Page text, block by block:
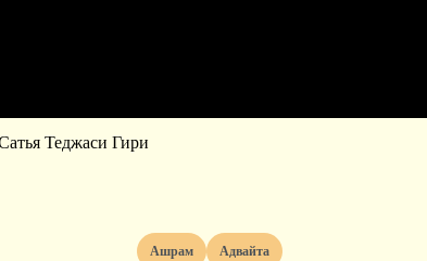
Теджаси Гири
ашрам адвайта